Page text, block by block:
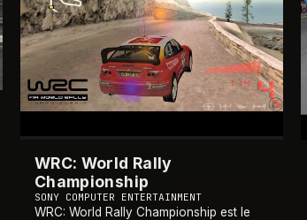
WRC: World Rally
Championship
SONY COMPUTER ENTERTAINMENT
WRC: World Rally Championship est le